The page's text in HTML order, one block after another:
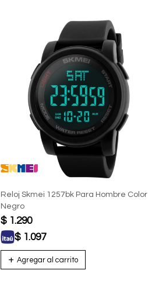
Reloj Skmei 1257bk Para Hombre Color
Negro
$ 1.290
$ 1.097